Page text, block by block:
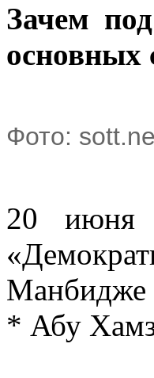
Зачем
основных
Фото:
20 июня
Манбидже
* Абу